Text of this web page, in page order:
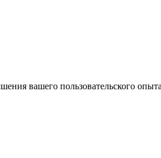
вашего пользовательского